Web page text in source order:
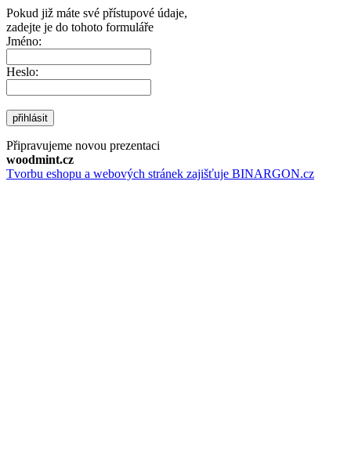
Pokud již máte své přístupové údaje,
zadejte je do tohoto formuláře
Jméno:
Heslo:
přihlásit
Připravujeme novou prezentaci
woodmint.cz
Tvorbu eshopu a webových stránek zajišťuje BINARGON.cz